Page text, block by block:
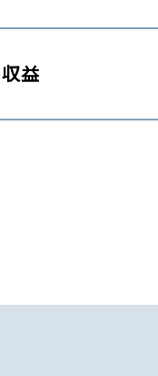
益